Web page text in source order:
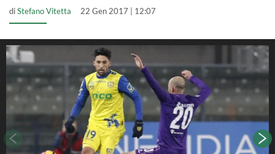
diStefano Vitetta 22 Gen 2017 | 12:07